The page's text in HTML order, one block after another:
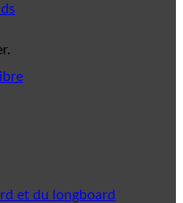
et du longboard